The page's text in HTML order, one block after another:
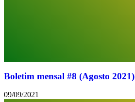
Boletim mensal #8 (Agosto 2021)
09/09/2021